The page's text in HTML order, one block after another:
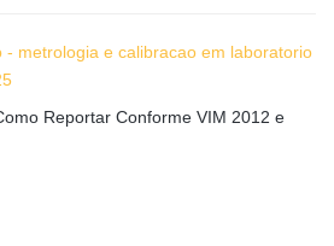
Reportar Conforme VIM 2012 e